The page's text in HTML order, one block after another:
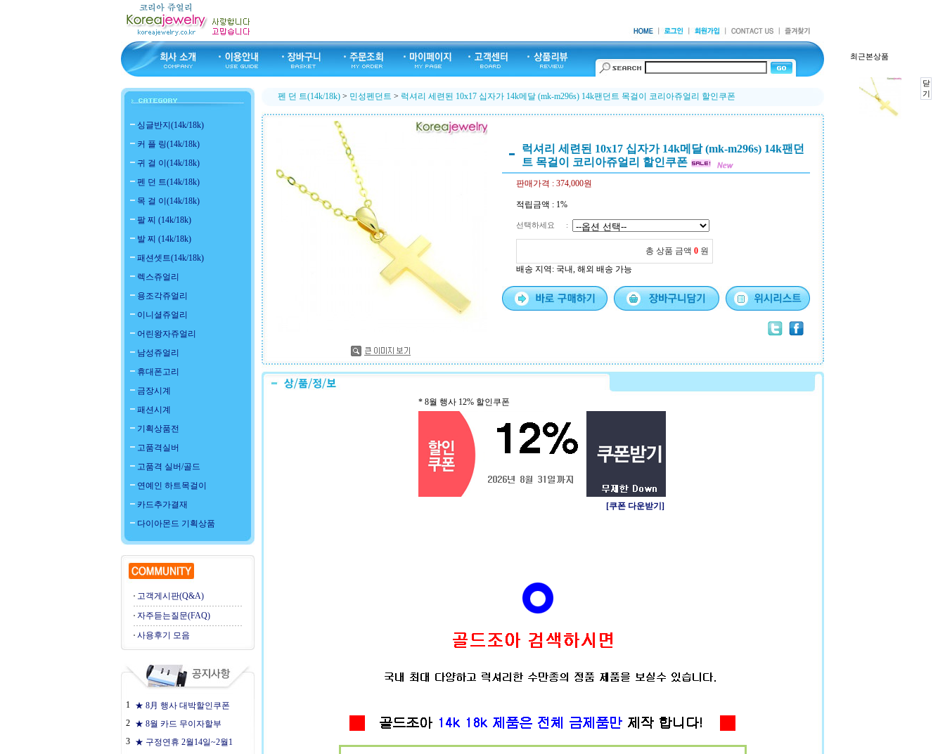
싱글반지(14k/18k)
커 플 링(14k/18k)
귀 걸 이(14k/18k)
펜 던 트(14k/18k)
목 걸 이(14k/18k)
팔 찌 (14k/18k)
발 찌 (14k/18k)
패션셋트(14k/18k)
렉스쥬얼리
용조각쥬얼리
이니셜쥬얼리
어린왕자쥬얼리
남성쥬얼리
휴대폰고리
금장시계
패션시계
기획상품전
고품격실버
고품격 실버/골드
연예인 하트목걸이
카드추가결재
다이아몬드 기획상품
고객게시판(Q&A)
자주듣는질문(FAQ)
사용후기 모음
1 ★ 8月 행사 대박할인쿠폰
2 ★ 8월 카드 무이자할부
3 ★ 구정연휴 2월14일~2월1
펜 던 트(14k/18k) > 민성펜던트 > 럭셔리 세련된 10x17 십자가 14k메달 (mk-m296s) 14k팬던트 목걸이 코리아쥬얼리 할인쿠폰
럭셔리 세련된 10x17 십자가 14k메달 (mk-m296s) 14k팬던
트 목걸이 코리아쥬얼리 할인쿠폰
판매가격 : 374,000원
적립금액 : 1%
선택하세요 :
총 상품 금액 0 원
배송 지역 : 국내, 해외 배송 가능
* 8월 행사 12% 할인쿠폰
[쿠폰 다운받기]
최근본상품
닫
기